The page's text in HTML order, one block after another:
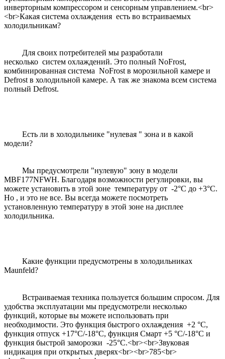
инверторным компрессором и сенсорным управлением.<br>
<br>Какая система охлаждения есть во встраиваемых
холодильникам?
Для своих потребителей мы разработали
несколько систем охлаждений. Это полный NoFrost,
комбинированная система NoFrost в морозильной камере и
Defrost в холодильной камере. А так же знакома всем система
полный Defrost.
Есть ли в холодильнике "нулевая " зона и в какой
модели?
Мы предусмотрели "нулевую" зону в модели
MBF177NFWН. Благодаря возможности регулировки, вы
можете установить в этой зоне температуру от -2°С до +3°С.
Но , и это не все. Вы всегда можете посмотреть
установленную температуру в этой зоне на дисплее
холодильника.
Какие функции предусмотрены в холодильниках
Maunfeld?
Встраиваемая техника пользуется большим спросом. Для
удобства эксплуатации мы предусмотрели несколько
функций, которые вы можете использовать при
необходимости. Это функция быстрого охлаждения +2 °С,
функция отпуск +17°С/-18°С, функция Смарт +5 °С/-18°С и
функция быстрой заморозки -25°С.<br><br>Звуковая
индикация при открытых дверях<br><br>785<br>